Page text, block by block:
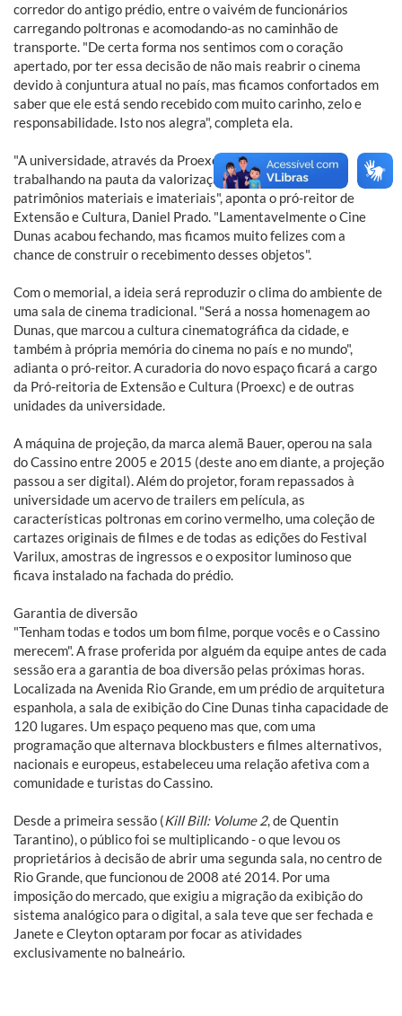
corredor do antigo prédio, entre o vaivém de funcionários
carregando poltronas e acomodando-as no caminhão de
transporte. "De certa forma nos sentimos com o coração
apertado, por ter essa decisão de não mais reabrir o cinema
devido à conjuntura atual no país, mas ficamos confortados em
saber que ele está sendo recebido com muito carinho, zelo e
responsabilidade. Isto nos alegra", completa ela.
"A universidade, através da Proexc, vem há alguns anos
trabalhando na pauta da valorização e preservação de
patrimônios materiais e imateriais", aponta o pró-reitor de
Extensão e Cultura, Daniel Prado. "Lamentavelmente o Cine
Dunas acabou fechando, mas ficamos muito felizes com a
chance de construir o recebimento desses objetos".
Com o memorial, a ideia será reproduzir o clima do ambiente de
uma sala de cinema tradicional. "Será a nossa homenagem ao
Dunas, que marcou a cultura cinematográfica da cidade, e
também à própria memória do cinema no país e no mundo",
adianta o pró-reitor. A curadoria do novo espaço ficará a cargo
da Pró-reitoria de Extensão e Cultura (Proexc) e de outras
unidades da universidade.
A máquina de projeção, da marca alemã Bauer, operou na sala
do Cassino entre 2005 e 2015 (deste ano em diante, a projeção
passou a ser digital). Além do projetor, foram repassados à
universidade um acervo de trailers em película, as
características poltronas em corino vermelho, uma coleção de
cartazes originais de filmes e de todas as edições do Festival
Varilux, amostras de ingressos e o expositor luminoso que
ficava instalado na fachada do prédio.
Garantia de diversão
"Tenham todas e todos um bom filme, porque vocês e o Cassino
merecem". A frase proferida por alguém da equipe antes de cada
sessão era a garantia de boa diversão pelas próximas horas.
Localizada na Avenida Rio Grande, em um prédio de arquitetura
espanhola, a sala de exibição do Cine Dunas tinha capacidade de
120 lugares. Um espaço pequeno mas que, com uma
programação que alternava blockbusters e filmes alternativos,
nacionais e europeus, estabeleceu uma relação afetiva com a
comunidade e turistas do Cassino.
Desde a primeira sessão (Kill Bill: Volume 2, de Quentin
Tarantino), o público foi se multiplicando - o que levou os
proprietários à decisão de abrir uma segunda sala, no centro de
Rio Grande, que funcionou de 2008 até 2014. Por uma
imposição do mercado, que exigiu a migração da exibição do
sistema analógico para o digital, a sala teve que ser fechada e
Janete e Cleyton optaram por focar as atividades
exclusivamente no balneário.